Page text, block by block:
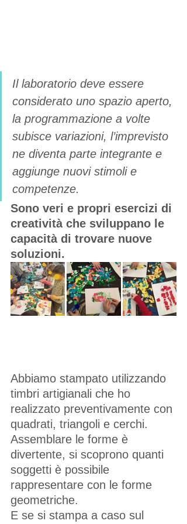
Il laboratorio deve essere
considerato uno spazio aperto,
la programmazione a volte
subisce variazioni, l’imprevisto
ne diventa parte integrante e
aggiunge nuovi stimoli e
competenze.
Sono veri e propri esercizi di
creatività che sviluppano le
capacità di trovare nuove
soluzioni.
Abbiamo stampato utilizzando
timbri artigianali che ho
realizzato preventivamente con
quadrati, triangoli e cerchi.
Assemblare le forme è
divertente, si scoprono quanti
soggetti è possibile
rappresentare con le forme
geometriche.
E se si stampa a caso sul